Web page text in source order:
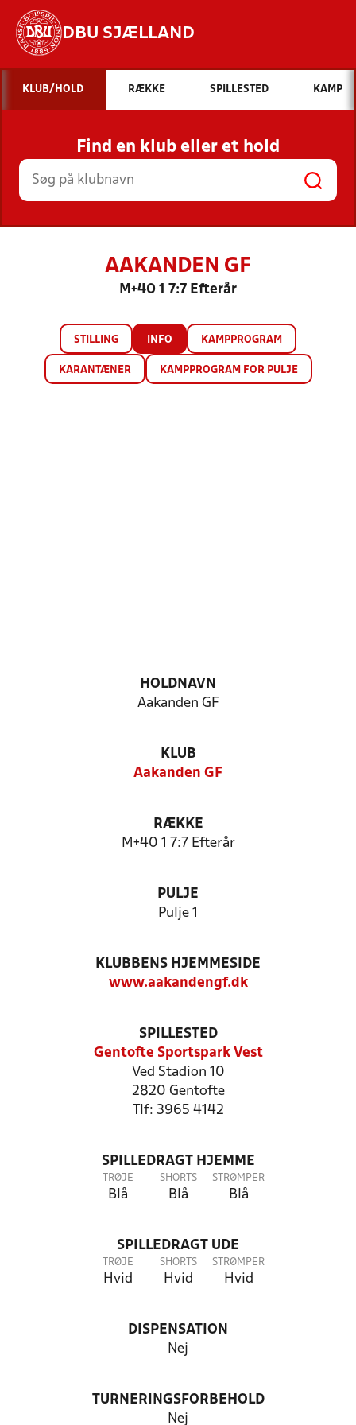
DBU SJÆLLAND
Hvad vil du søge efter?
INDHOLD OG NYHEDER
STILLINGER, RESULTATER, KLUBBER OG
HOLD
KLUB/HOLD RÆKKE SPILLESTED KAMP
Find en klub eller et hold
AAKANDEN GF
M+40 1 7:7 Efterår
STILLING INFO KAMPPROGRAM
KARANTÆNER KAMPPROGRAM FOR PULJE
HOLDNAVN
Aakanden GF
KLUB
Aakanden GF
RÆKKE
M+40 1 7:7 Efterår
PULJE
Pulje 1
KLUBBENS HJEMMESIDE
www.aakandengf.dk
SPILLESTED
Gentofte Sportspark Vest
Ved Stadion 10
2820 Gentofte
Tlf: 3965 4142
SPILLEDRAGT HJEMME
TRØJE
Blå
SHORTS
Blå
STRØMPER
Blå
SPILLEDRAGT UDE
TRØJE
Hvid
SHORTS
Hvid
STRØMPER
Hvid
DISPENSATION
Nej
TURNERINGSFORBEHOLD
Nej